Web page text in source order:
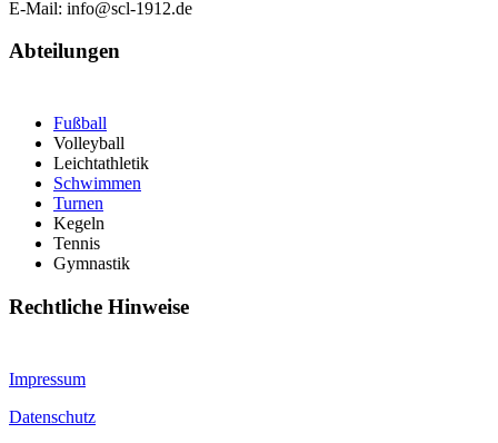
E-Mail: info@scl-1912.de
Abteilungen
Fußball
Volleyball
Leichtathletik
Schwimmen
Turnen
Kegeln
Tennis
Gymnastik
Rechtliche Hinweise
Impressum
Datenschutz